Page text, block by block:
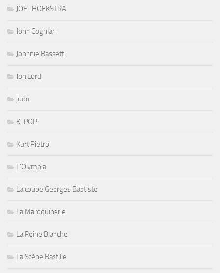
JOEL HOEKSTRA
John Coghlan
Johnnie Bassett
Jon Lord
judo
K-POP
Kurt Pietro
L'Olympia
La coupe Georges Baptiste
La Maroquinerie
La Reine Blanche
La Scène Bastille